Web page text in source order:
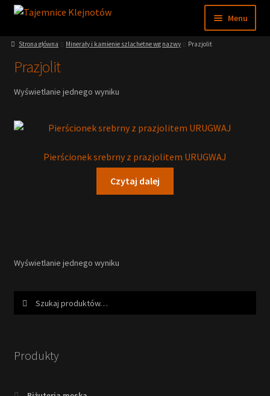
Przejdź
nawigacji
Przejdź
treści
Menu
Sklep
Moje konto
Strona główna Minerały i kamienie szlachetne wg nazwy Prazjolit
Prazjolit
Wyświetlanie jednego wyniku
Pierścionek srebrny z prazjolitem URUGWAJ
Czytaj dalej
Wyświetlanie jednego wyniku
Produkty